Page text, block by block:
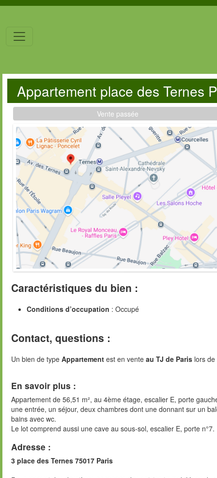
Appartement place des Ternes
Vente passée
Caractéristiques du bien :
Conditions d’occupation : Occupé
Contact, questions :
Un bien de type Appartement est en vente au TJ de Paris lors
En savoir plus :
Appartement de 56,51 m², au 4ème étage, escalier E, porte
une entrée, un séjour, deux chambres dont une donnant sur un
bains avec wc.
Le lot comprend aussi une cave au sous-sol, escalier E, porte n°7.
Adresse :
3 place des Ternes 75017 Paris